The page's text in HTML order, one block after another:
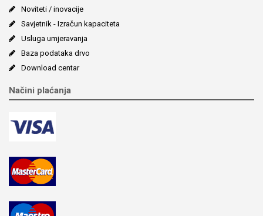
Noviteti / inovacije
Savjetnik - Izračun kapaciteta
Usluga umjeravanja
Baza podataka drvo
Download centar
Načini plaćanja